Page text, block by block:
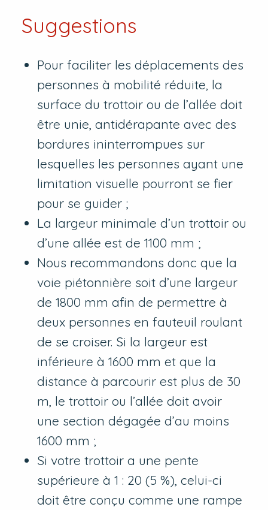
Suggestions
Pour faciliter les déplacements des
personnes à mobilité réduite, la
surface du trottoir ou de l’allée doit
être unie, antidérapante avec des
bordures ininterrompues sur
lesquelles les personnes ayant une
limitation visuelle pourront se fier
pour se guider ;
La largeur minimale d’un trottoir ou
d’une allée est de 1100 mm ;
Nous recommandons donc que la
voie piétonnière soit d’une largeur
de 1800 mm afin de permettre à
deux personnes en fauteuil roulant
de se croiser. Si la largeur est
inférieure à 1600 mm et que la
distance à parcourir est plus de 30
m, le trottoir ou l’allée doit avoir
une section dégagée d’au moins
1600 mm ;
Si votre trottoir a une pente
supérieure à 1 : 20 (5 %), celui-ci
doit être conçu comme une rampe